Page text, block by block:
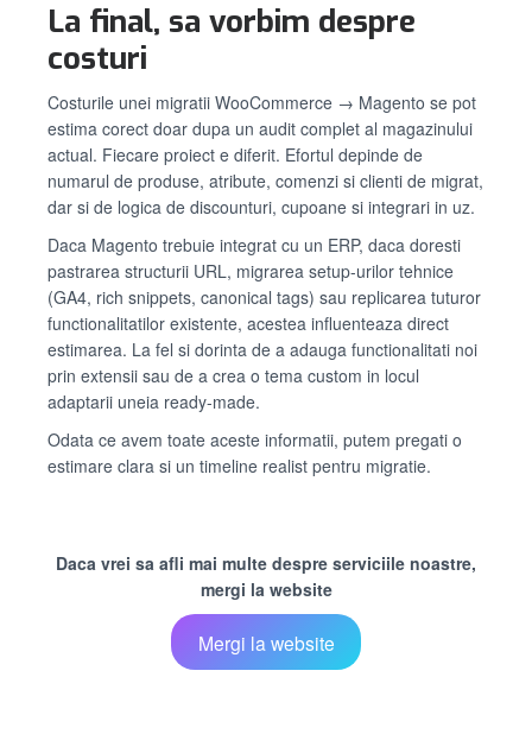
La final, sa vorbim despre
costuri
Costurile unei migratii WooCommerce → Magento se pot
estima corect doar dupa un audit complet al magazinului
actual. Fiecare proiect e diferit. Efortul depinde de
numarul de produse, atribute, comenzi si clienti de migrat,
dar si de logica de discounturi, cupoane si integrari in uz.
Daca Magento trebuie integrat cu un ERP, daca doresti
pastrarea structurii URL, migrarea setup-urilor tehnice
(GA4, rich snippets, canonical tags) sau replicarea tuturor
functionalitatilor existente, acestea influenteaza direct
estimarea. La fel si dorinta de a adauga functionalitati noi
prin extensii sau de a crea o tema custom in locul
adaptarii uneia ready-made.
Odata ce avem toate aceste informatii, putem pregati o
estimare clara si un timeline realist pentru migratie.
Daca vrei sa afli mai multe despre serviciile noastre,
mergi la website
Mergi la website